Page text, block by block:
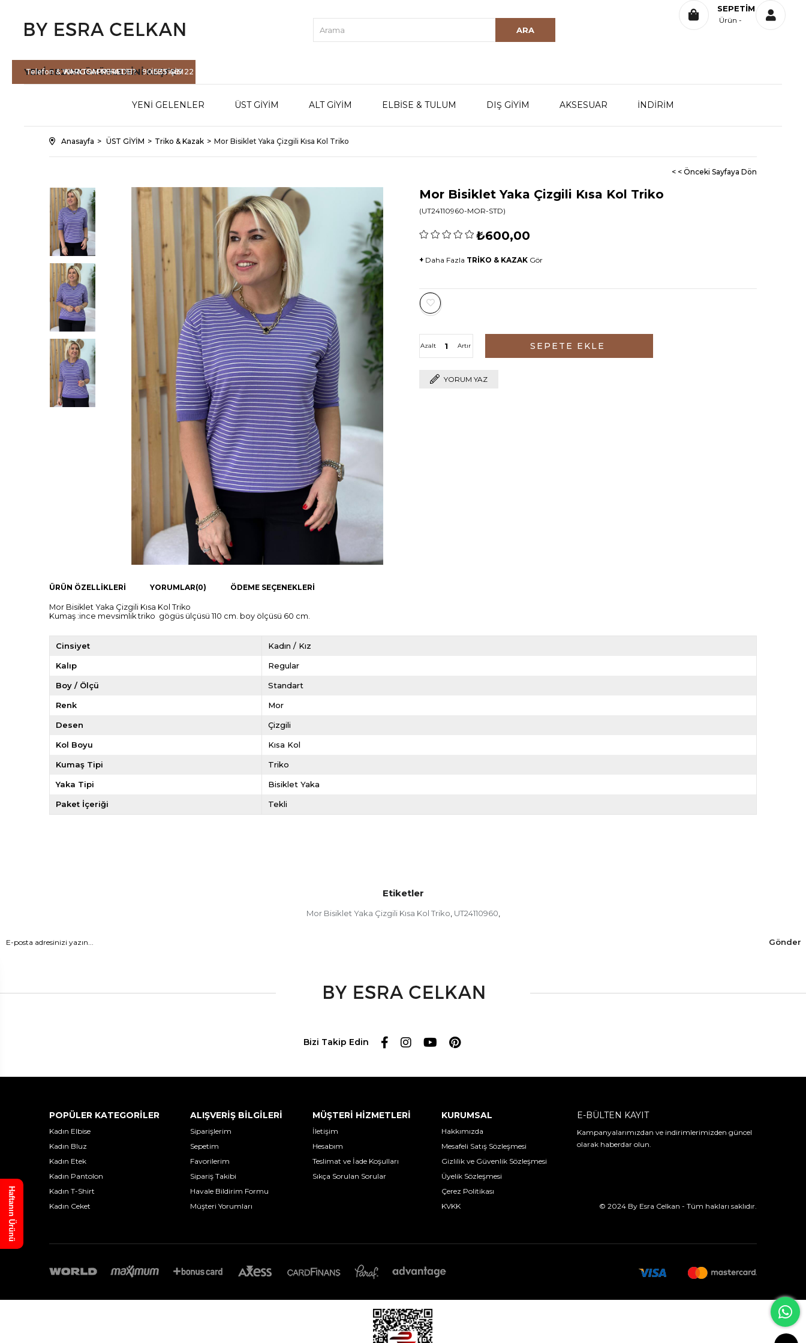
Telefon & WHATSAPP HATTI : 90 535 465 22
YENİ SEZONÜRÜNLERİNİ KEŞFET
KARGOM NEREDE? İLETİŞİM
SEPETIM
Ürün
YENİ GELENLER ÜST GİYİM ALT GİYİM ELBİSE & TULUM DIŞ GİYİM AKSESUAR İNDİRİM
Anasayfa ÜST GİYİM Triko & Kazak Mor Bisiklet Yaka Çizgili Kısa Kol Triko
< < Önceki Sayfaya Dön
Mor Bisiklet Yaka Çizgili Kısa Kol Triko
(UT24110960-MOR-STD)
₺600,00
+ Daha Fazla TRİKO & KAZAK Gör
Artır
Azalt
YORUM YAZ
ÜRÜN ÖZELLIKLERI YORUMLAR(0) ÖDEME SEÇENEKLERI
Mor Bisiklet Yaka Çizgili Kısa Kol Triko
Kumaş :ince mevsimlik triko gögüs ülçüsü 110 cm. boy ölçüsü 60 cm.
Cinsiyet Kadın / Kız
Kalıp Regular
Boy / Ölçü Standart
Renk Mor
Desen Çizgili
Kol Boyu Kısa Kol
Kumaş Tipi Triko
Yaka Tipi Bisiklet Yaka
Paket İçeriği Tekli
Etiketler
Mor Bisiklet Yaka Çizgili Kısa Kol Triko, UT24110960,
Gönder
Bizi Takip Edin
POPÜLER KATEGORİLER
Kadın Elbise
Kadın Bluz
Kadın Etek
Kadın Pantolon
Kadın T-Shirt
Kadın Ceket
ALIŞVERİŞ BİLGİLERİ
Siparişlerim
Sepetim
Favorilerim
Sipariş Takibi
Havale Bildirim Formu
Müşteri Yorumları
MÜŞTERİ HİZMETLERİ
İletişim
Hesabım
Teslimat ve İade Koşulları
Sıkça Sorulan Sorular
KURUMSAL
Hakkımızda
Mesafeli Satış Sözleşmesi
Gizlilik ve Güvenlik Sözleşmesi
Üyelik Sözleşmesi
Çerez Politikası
KVKK
E-BÜLTEN KAYIT
Kampanyalarımızdan ve indirimlerimizden güncel
olarak haberdar olun.
© 2024 By Esra Celkan - Tüm hakları saklıdır.
Haftanın Ürünü